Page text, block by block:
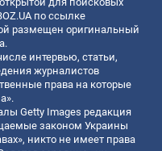
по ссылке
размещен оригинальный
интервью, статьи,
журналистов
права на которые
Getty Images редакция
законом Украины
никто не имеет права